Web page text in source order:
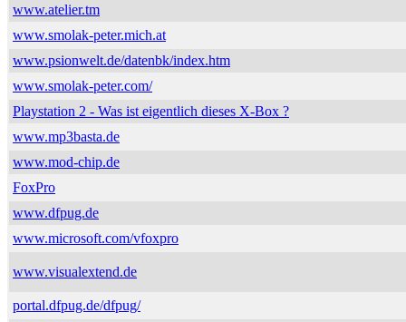
www.atelier.tm
www.smolak-peter.mich.at
www.psionwelt.de/datenbk/index.htm
www.smolak-peter.com/
Playstation 2 - Was ist eigentlich dieses X-Box ?
www.mp3basta.de
www.mod-chip.de
FoxPro
www.dfpug.de
www.microsoft.com/vfoxpro
www.visualextend.de
portal.dfpug.de/dfpug/